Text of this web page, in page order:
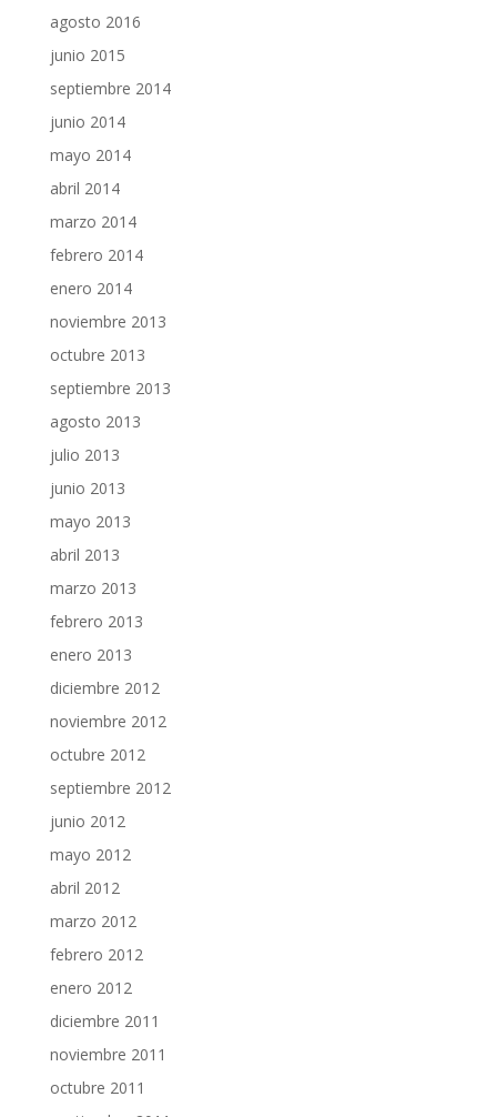
agosto 2016
junio 2015
septiembre 2014
junio 2014
mayo 2014
abril 2014
marzo 2014
febrero 2014
enero 2014
noviembre 2013
octubre 2013
septiembre 2013
agosto 2013
julio 2013
junio 2013
mayo 2013
abril 2013
marzo 2013
febrero 2013
enero 2013
diciembre 2012
noviembre 2012
octubre 2012
septiembre 2012
junio 2012
mayo 2012
abril 2012
marzo 2012
febrero 2012
enero 2012
diciembre 2011
noviembre 2011
octubre 2011